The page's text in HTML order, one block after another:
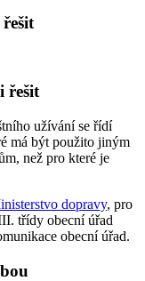
řešit
užívání se řídí
má být použito jiným
než pro které je
dopravy, pro
třídy obecní úřad
obecní úřad.